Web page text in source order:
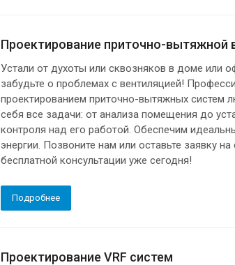
Проектирование приточно-вытяжной
Устали от духоты или сквозняков в доме или
забудьте о проблемах с вентиляцией!
проектированием приточно-вытяжных систем
себя все задачи: от анализа помещения до
контроля над его работой. Обеспечим
энергии. Позвоните нам или оставьте заявку
бесплатной консультации уже сегодня!
Подробнее
Проектирование VRF систем